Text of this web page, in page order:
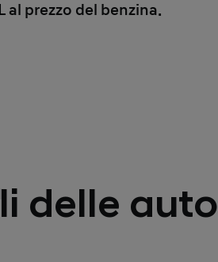
al prezzo del benzina.
delle auto